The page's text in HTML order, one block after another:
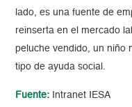
lado, es una fuente de
reinserta en el mercado
peluche vendido, un niño
tipo de ayuda social.
Fuente: Intranet IESA